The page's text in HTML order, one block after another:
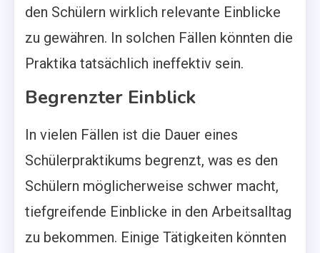
den Schülern wirklich relevante Einblicke
zu gewähren. In solchen Fällen könnten die
Praktika tatsächlich ineffektiv sein.
Begrenzter Einblick
In vielen Fällen ist die Dauer eines
Schülerpraktikums begrenzt, was es den
Schülern möglicherweise schwer macht,
tiefgreifende Einblicke in den Arbeitsalltag
zu bekommen. Einige Tätigkeiten könnten